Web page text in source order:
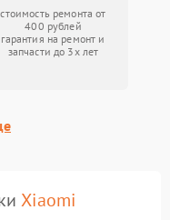
стоимость ремонта от
400 рублей
гарантия на ремонт и
запчасти до 3х лет
Xiaomi